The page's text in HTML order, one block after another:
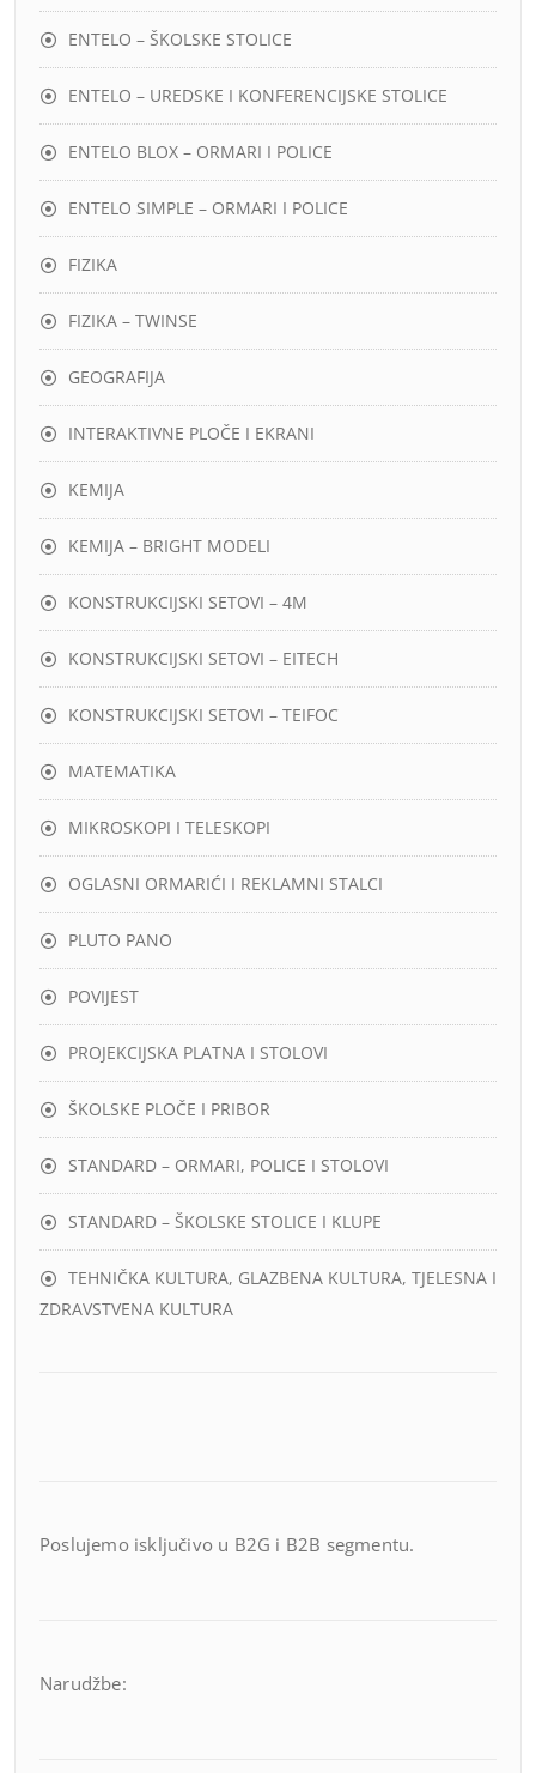
ENTELO – ŠKOLSKE STOLICE
ENTELO – UREDSKE I KONFERENCIJSKE STOLICE
ENTELO BLOX – ORMARI I POLICE
ENTELO SIMPLE – ORMARI I POLICE
FIZIKA
FIZIKA – TWINSE
GEOGRAFIJA
INTERAKTIVNE PLOČE I EKRANI
KEMIJA
KEMIJA – BRIGHT MODELI
KONSTRUKCIJSKI SETOVI – 4M
KONSTRUKCIJSKI SETOVI – EITECH
KONSTRUKCIJSKI SETOVI – TEIFOC
MATEMATIKA
MIKROSKOPI I TELESKOPI
OGLASNI ORMARIĆI I REKLAMNI STALCI
PLUTO PANO
POVIJEST
PROJEKCIJSKA PLATNA I STOLOVI
ŠKOLSKE PLOČE I PRIBOR
STANDARD – ORMARI, POLICE I STOLOVI
STANDARD – ŠKOLSKE STOLICE I KLUPE
TEHNIČKA KULTURA, GLAZBENA KULTURA, TJELESNA I
ZDRAVSTVENA KULTURA
Poslujemo isključivo u B2G i B2B segmentu.
Narudžbe: